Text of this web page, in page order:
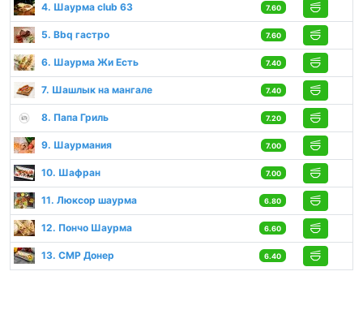
4. Шаурма club 63 7.60
5. Bbq гастро 7.60
6. Шаурма Жи Есть 7.40
7. Шашлык на мангале 7.40
8. Папа Гриль 7.20
9. Шаурмания 7.00
10. Шафран 7.00
11. Люксор шаурма 6.80
12. Пончо Шаурма 6.60
13. СМР Донер 6.40